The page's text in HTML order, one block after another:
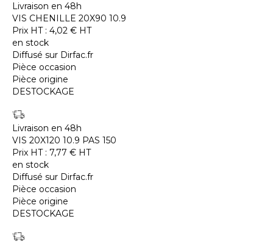
Livraison en 48h
VIS CHENILLE 20X90 10.9
Prix HT : 4,02 € HT
en stock
Diffusé sur Dirfac.fr
Pièce occasion
Pièce origine
DESTOCKAGE
Livraison en 48h
VIS 20X120 10.9 PAS 150
Prix HT : 7,77 € HT
en stock
Diffusé sur Dirfac.fr
Pièce occasion
Pièce origine
DESTOCKAGE